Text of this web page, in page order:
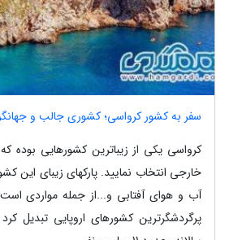
سفر به کشور کرواسی؛ کشوری جالب و
کرواسی یکی از زیباترین کشورهایی بوده
خارجی انتخاب نمایید. پارکهای زیبای این
آب و هوای آفتابی و...از جمله مواردی
پرگردشگرترین کشورهای اروپایی تبدیل